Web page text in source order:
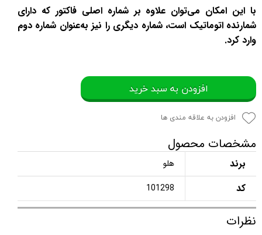
با این امکان می‌توان علاوه بر شماره اصلی فاکتور که دارای
شمارنده اتوماتیک است، شماره دیگری را نیز به‌عنوان شماره دوم
وارد کرد.
افزودن به سبد خرید
افزودن به علاقه مندی ها
مشخصات محصول
برند هلو
کد 101298
نظرات